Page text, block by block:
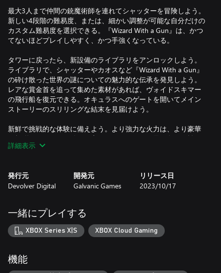
最大3人まで仲間の銃魔術師を連れてシャッターを冒険しよう。
新しい4段階の難易度、または、細かい調整が可能な自分だけの
カスタム難易度を選択できる。『Wizard With a Gun』は、かつ
てないほどプレイしやすく、かつ手強くなっている。
タワーに戻ったら、新設備のライブラリをアンロックしよう。
ライブラリで、シャッターやカオスなど『Wizard With a Gun』
の砕け散った世界の謎についての魅力的な伝承を発見しよう。
レアな賞金首を追って集めた素材があれば、ヴォイドスキマー
の飛行船を復元できる。オキュラスへのゲートを開いてメイン
ストーリーのスリリングな結末を見届けよう。
新鮮で挑戦的な体験に備えよう。より強力な火力は、より豪華
な報酬につながる。仲間を率いて、これまでで最も危険な戦い
に備えよう！
『Wizard With a Gun』は危険な生き物と難解な謎にあふれる魔
ス・サバイバルアクションゲームだ。1人、または、フレンドと
一緒に旅へと出発し、未知なる領域を探索しながら、自分好み
の装備を整えて収集やクラフトを楽しもう。武器や弾丸、拠点
のタワーに設置する家具などもデザインできるが、自身が制御
うに注意が必要だ…。
詳細表示
発行元
Devolver Digital
開発元
Galvanic Games
リリース日
2023/10/17
一緒にプレイする
XBOX Series X|S XBOX Cloud Gaming
機能